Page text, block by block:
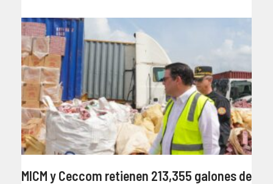
MICM y Ceccom retienen 213,355 galones de